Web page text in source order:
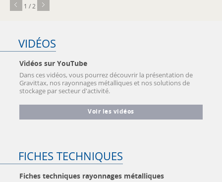
1 / 2
VIDÉOS
Vidéos sur YouTube
Dans ces vidéos, vous pourrez découvrir la présentation de
Gravittax, nos rayonnages métalliques et nos solutions de
stockage par secteur d'activité.
Voir les vidéos
FICHES TECHNIQUES
Fiches techniques rayonnages métalliques